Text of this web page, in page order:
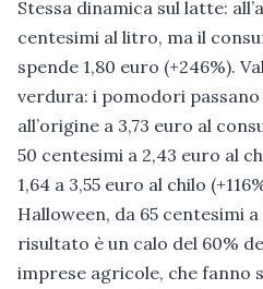
Stessa dinamica sul latte:
centesimi al litro, ma il
spende 1,80 euro (+246%).
verdura: i pomodori passano
all’origine a 3,73 euro al
50 centesimi a 2,43 euro al
1,64 a 3,55 euro al chilo
Halloween, da 65 centesimi a
risultato è un calo del 60%
imprese agricole, che fanno